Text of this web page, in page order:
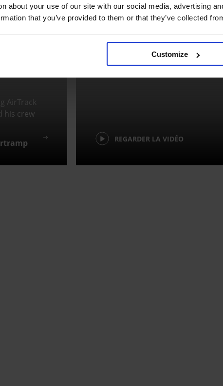
about your use of our site with our social media, advertising
that you’ve provided to them or that they’ve collected
Customize
AirTrack
his crew
REGARDER LA VIDÉO